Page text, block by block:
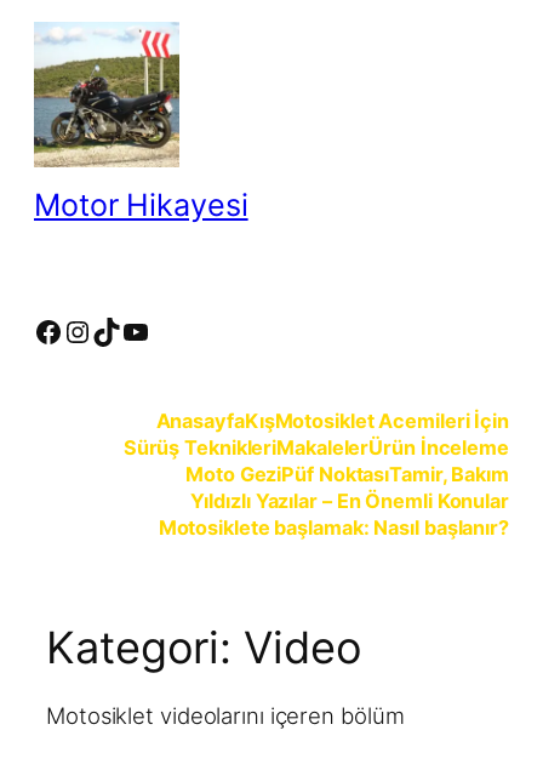
İçeriğe
Motor Hikayesi
Facebook InstagramTikTok YouTube
AnasayfaKışMotosiklet Acemileri İçin
Sürüş TeknikleriMakalelerÜrün İnceleme
Moto GeziPüf NoktasıTamir, Bakım
Yıldızlı Yazılar – En Önemli Konular
Motosiklete başlamak: Nasıl başlanır?
Kategori: Video
Motosiklet videolarını içeren bölüm